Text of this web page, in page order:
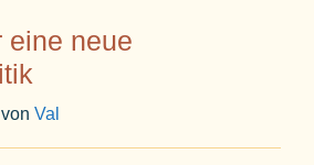
eine neue
von Val